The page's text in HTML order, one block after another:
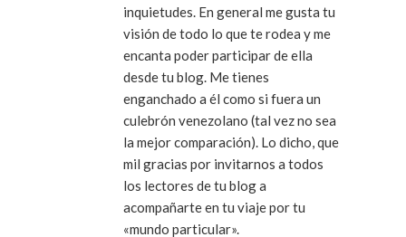
inquietudes. En general me gusta tu
visión de todo lo que te rodea y me
encanta poder participar de ella
desde tu blog. Me tienes
enganchado a él como si fuera un
culebrón venezolano (tal vez no sea
la mejor comparación). Lo dicho, que
mil gracias por invitarnos a todos
los lectores de tu blog a
acompañarte en tu viaje por tu
«mundo particular».